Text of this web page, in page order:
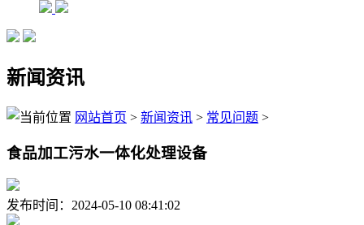
新闻资讯
网站首页 > 新闻资讯 > 常见问题 >
食品加工污水一体化处理设备
发布时间：2024-05-10 08:41:02